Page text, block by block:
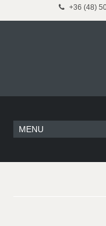
+36 (48)